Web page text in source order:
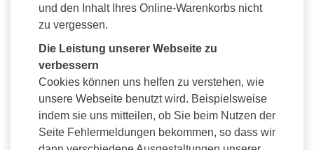
und den Inhalt Ihres Online-Warenkorbs nicht
zu vergessen.
Die Leistung unserer Webseite zu
verbessern
Cookies können uns helfen zu verstehen, wie
unsere Webseite benutzt wird. Beispielsweise
indem sie uns mitteilen, ob Sie beim Nutzen der
Seite Fehlermeldungen bekommen, so dass wir